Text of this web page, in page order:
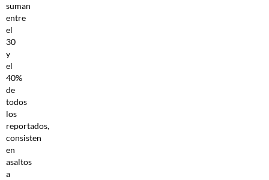
suman
entre
el
30
y
el
40%
de
todos
los
reportados,
consisten
en
asaltos
a